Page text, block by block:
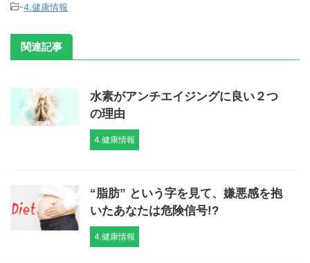
-4.健康情報
関連記事
水素がアンチエイジングに良い２つ
の理由
4.健康情報
“脂肪” という字を見て、嫌悪感を抱
いたあなたは危険信号!?
4.健康情報